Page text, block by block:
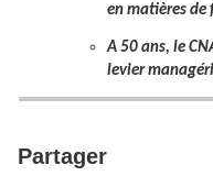
en matières de
A 50 ans, le
levier
Partager